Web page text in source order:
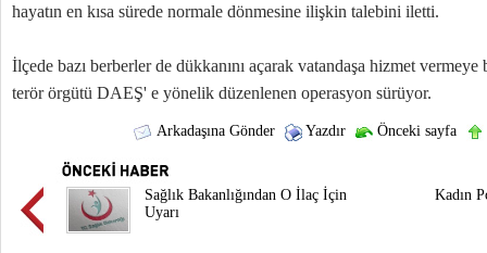
hayatın en kısa sürede normale dönmesine ilişkin talebini iletti.
İlçede bazı berberler de dükkanını açarak vatandaşa hizmet
terör örgütü DAEŞ' e yönelik düzenlenen operasyon sürüyor.
Arkadaşına Gönder Yazdır Önceki sayfa
Sağlık Bakanlığından O İlaç İçin
Uyarı
Kadın